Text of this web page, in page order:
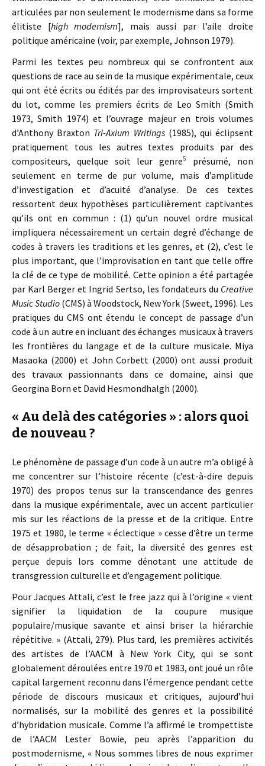
articulées par non seulement le modernisme dans sa forme
élitiste [high modernism], mais aussi par l’aile droite
politique américaine (voir, par exemple, Johnson 1979).
Parmi les textes peu nombreux qui se confrontent aux
questions de race au sein de la musique expérimentale, ceux
qui ont été écrits ou édités par des improvisateurs sortent
du lot, comme les premiers écrits de Leo Smith (Smith
1973, Smith 1974) et l’ouvrage majeur en trois volumes
d’Anthony Braxton Tri-Axium Writings (1985), qui éclipsent
pratiquement tous les autres textes produits par des
compositeurs, quelque soit leur genre5
présumé, non
seulement en terme de pur volume, mais d’amplitude
d’investigation et d’acuité d’analyse. De ces textes
ressortent deux hypothèses particulièrement captivantes
qu’ils ont en commun : (1) qu’un nouvel ordre musical
impliquera nécessairement un certain degré d’échange de
codes à travers les traditions et les genres, et (2), c’est le
plus important, que l’improvisation en tant que telle offre
la clé de ce type de mobilité. Cette opinion a été partagée
par Karl Berger et Ingrid Sertso, les fondateurs du Creative
Music Studio (CMS) à Woodstock, New York (Sweet, 1996). Les
pratiques du CMS ont étendu le concept de passage d’un
code à un autre en incluant des échanges musicaux à travers
les frontières du langage et de la culture musicale. Miya
Masaoka (2000) et John Corbett (2000) ont aussi produit
des travaux passionnants dans ce domaine, ainsi que
Georgina Born et David Hesmondhalgh (2000).
« Au delà des catégories » : alors quoi
de nouveau ?
Le phénomène de passage d’un code à un autre m’a obligé à
me concentrer sur l’histoire récente (c’est-à-dire depuis
1970) des propos tenus sur la transcendance des genres
dans la musique expérimentale, avec un accent particulier
mis sur les réactions de la presse et de la critique. Entre
1975 et 1980, le terme « éclectique » cesse d’être un terme
de désapprobation ; de fait, la diversité des genres est
perçue depuis lors comme dénotant une attitude de
transgression culturelle et d’engagement politique.
Pour Jacques Attali, c’est le free jazz qui à l’origine « vient
signifier la liquidation de la coupure musique
populaire/musique savante et ainsi briser la hiérarchie
répétitive. » (Attali, 279). Plus tard, les premières activités
des artistes de l’AACM à New York City, qui se sont
globalement déroulées entre 1970 et 1983, ont joué un rôle
capital largement reconnu dans l’émergence pendant cette
période de discours musicaux et critiques, aujourd’hui
normalisés, sur la mobilité des genres et la possibilité
d’hybridation musicale. Comme l’a affirmé le trompettiste
de l’AACM Lester Bowie, peu après l’apparition du
postmodernisme, « Nous sommes libres de nous exprimer